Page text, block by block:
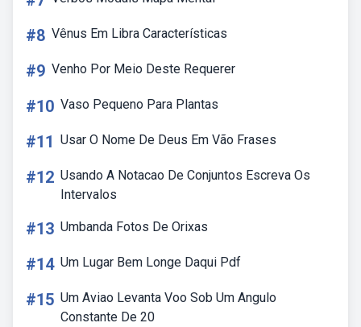
#8 Vênus Em Libra Características
#9 Venho Por Meio Deste Requerer
#10 Vaso Pequeno Para Plantas
#11 Usar O Nome De Deus Em Vão Frases
#12 Usando A Notacao De Conjuntos Escreva Os
Intervalos
#13 Umbanda Fotos De Orixas
#14 Um Lugar Bem Longe Daqui Pdf
#15 Um Aviao Levanta Voo Sob Um Angulo
Constante De 20